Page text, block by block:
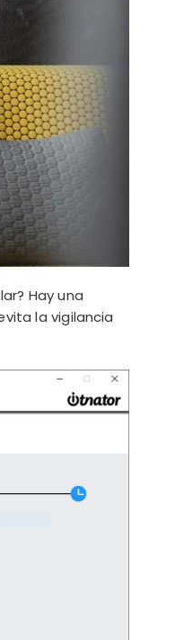
Hay una
la vigilancia